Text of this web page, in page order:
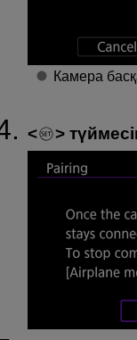
Камера